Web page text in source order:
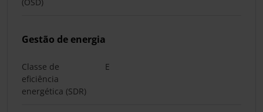
(OSD)
Gestão de energia
Classe de
eficiência
energética (SDR)
E